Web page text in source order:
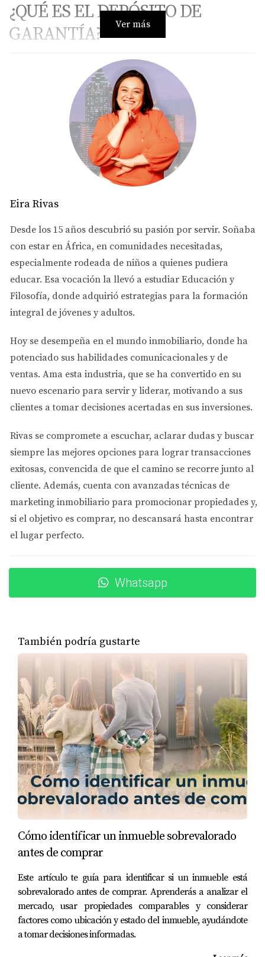
¿QUÉ ES EL DEPÓSITO DE
GARANTÍA?
El depósito de garantía es un monto que entrega el
comprador al vendedor o agente como muestra de
compromiso. Suele ser entre el 1% y 3% del precio total y
se utiliza para asegurar la seriedad en la negociación.
CUÁNDO TE DEVUELVEN EL
DEPÓSITO AL CANCELAR
Contingencias que permiten devolución
graves y no se acuerda solución, puedes cancelar y
recuperar el depósito.
Financiamiento: Si no obtienes aprobación del
préstamo dentro del plazo, puedes cancelar sin
perder el dinero.
Venta de propiedad actual:Algunos contratos
incluyen cláusulas que condicionan la compra a la
Importancia de respetar los plazos
Ejercer las contingencias dentro del plazo acordado es
vital para garantizar la devolución del depósito. Fuera
del plazo corres riesgo de perderlo.
A veces, aún sin contingencias válidas, se puede negociar
la devolución parcial o total del depósito con el
vendedor antes de cancelar.
CASOS PRÁCTICOS REALES
Caso 1: Devolución tras cancelación por
Ana canceló después de una inspección que reveló daños
importantes y recuperó su depósito gracias a una
Caso 2: Luis cancela por financiamiento no
aprobado
Luis no logró obtener préstamo en tiempo y pudo
cancelar sin perder el depósito por cláusula financiera.
Caso 3: María negocia devolución tras cambio
personal
María canceló por razones personales y negoció con el
vendedor recuperar parte del depósito mediante
acuerdo amistoso.
"Proteger tu depósito es clave para comprar con
tranquilidad." – Eira Rivas
"Confía en mi experiencia para cuidar tus
intereses." – Eira Rivas
PREGUNTAS FRECUENTES
Ver más
Eira Rivas
Desde los 15 años descubrió su pasión por servir. Soñaba
con estar en África, en comunidades necesitadas,
especialmente rodeada de niños a quienes pudiera
educar. Esa vocación la llevó a estudiar Educación y
Filosofía, donde adquirió estrategias para la formación
integral de jóvenes y adultos.
Hoy se desempeña en el mundo inmobiliario, donde ha
potenciado sus habilidades comunicacionales y de
ventas. Ama esta industria, que se ha convertido en su
nuevo escenario para servir y liderar, motivando a sus
clientes a tomar decisiones acertadas en sus inversiones.
Rivas se compromete a escuchar, aclarar dudas y buscar
siempre las mejores opciones para lograr transacciones
exitosas, convencida de que el camino se recorre junto al
cliente. Además, cuenta con avanzadas técnicas de
marketing inmobiliario para promocionar propiedades y,
si el objetivo es comprar, no descansará hasta encontrar
el lugar perfecto.
Whatsapp
También podría gustarte
Cómo identificar un inmueble sobrevalorado
antes de comprar
Este artículo te guía para identificar si un inmueble está
sobrevalorado antes de comprar. Aprenderás a analizar el
mercado, usar propiedades comparables y considerar
factores como ubicación y estado del inmueble, ayudándote
a tomar decisiones informadas.